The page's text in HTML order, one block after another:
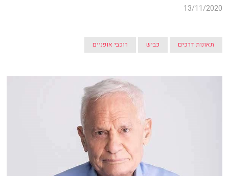
13/11/2020
תאונות דרכים כביש רוכבי אופניים